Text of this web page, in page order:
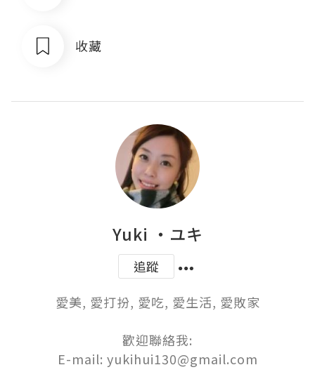
收藏
Yuki ‧ユキ
追蹤
愛美, 愛打扮, 愛吃, 愛生活, 愛敗家
歡迎聯絡我:
E-mail: yukihui130@gmail.com